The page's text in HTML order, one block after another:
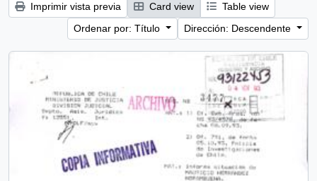
Imprimir vista previa Card view
Table view
Ordenar por: Título
Dirección: Descendente